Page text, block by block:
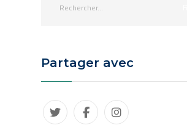
Partager avec